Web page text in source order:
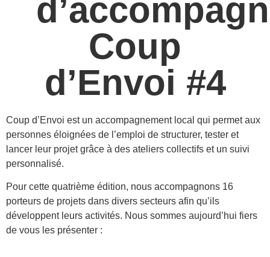
Coup
d’Envoi #4
Coup d’Envoi est un accompagnement local qui permet aux
personnes éloignées de l’emploi de structurer, tester et
lancer leur projet grâce à des ateliers collectifs et un suivi
personnalisé.
Pour cette quatrième édition, nous accompagnons 16
porteurs de projets dans divers secteurs afin qu’ils
développent leurs activités. Nous sommes aujourd’hui fiers
de vous les présenter :